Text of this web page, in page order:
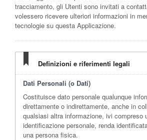
tracciamento, gli Utenti sono invitati a
volessero ricevere ulteriori informazioni in
tecnologie su questa Applicazione.
Definizioni e riferimenti legali
Dati Personali (o Dati)
Costituisce dato personale qualunque
direttamente o indirettamente, anche in
qualsiasi altra informazione, ivi compreso
identificazione personale, renda
una persona fisica.